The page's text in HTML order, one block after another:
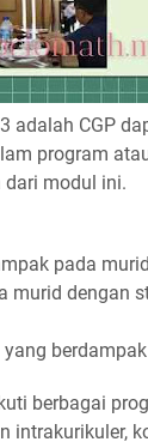
adalah CGP
program
dari modul ini.
pada
murid dengan
berbagai
intrakurikuler,